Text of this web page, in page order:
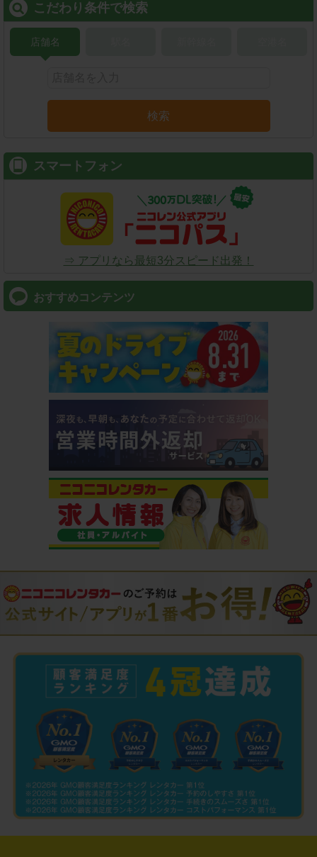
こだわり条件で検索
店舗名
検索
スマートフォン
⇒ アプリなら最短3分スピード出発！
おすすめコンテンツ